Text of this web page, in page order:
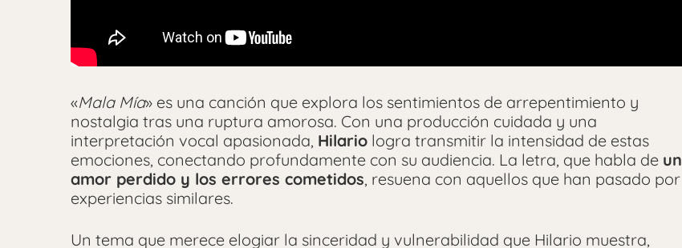
«Mala Mía» es una canción que explora los sentimientos de arrepentimiento y
nostalgia tras una ruptura amorosa. Con una producción cuidada y una
interpretación vocal apasionada, Hilario logra transmitir la intensidad de estas
emociones, conectando profundamente con su audiencia. La letra, que habla de un
amor perdido y los errores cometidos, resuena con aquellos que han pasado por
experiencias similares.
Un tema que merece elogiar la sinceridad y vulnerabilidad que Hilario muestra,